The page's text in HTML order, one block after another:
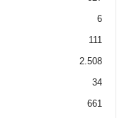
6
111
2.508
34
661